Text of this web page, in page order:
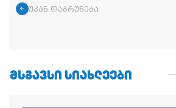
უკან დაბრუნება
ᲛᲡᲒᲐᲕᲡᲘ ᲡᲘᲐᲮᲚᲔᲔᲑᲘ